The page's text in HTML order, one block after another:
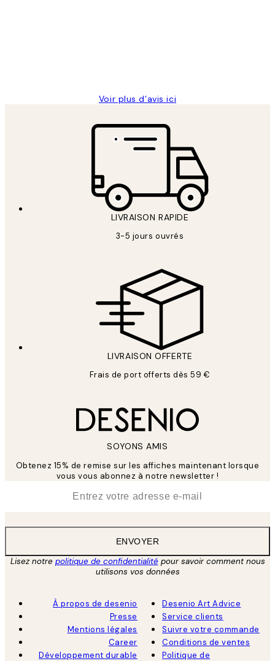
Voir plus d’avis ici
LIVRAISON RAPIDE
3-5 jours ouvrés
LIVRAISON OFFERTE
Frais de port offerts dès 59 €
SOYONS AMIS
Obtenez 15% de remise sur les affiches maintenant lorsque
vous vous abonnez à notre newsletter !
ENVOYER
Lisez notre politique de confidentialitépour savoir comment nous
utilisons vos données
À propos de desenio
Presse
Mentions légales
Career
Développement durable
Desenio Art Advice
Service clients
Suivre votre commande
Conditions de ventes
Politique de